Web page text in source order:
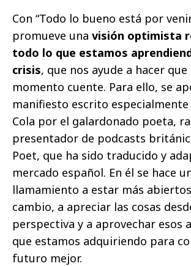
Con “Todo lo bueno está por
promueve una visión optimista
todo lo que estamos
crisis, que nos ayude a hacer que
momento cuente. Para ello, se
manifiesto escrito especialmente
Cola por el galardonado poeta,
presentador de podcasts
Poet, que ha sido traducido y
mercado español. En él se hace
llamamiento a estar más
cambio, a apreciar las cosas
perspectiva y a aprovechar esos
que estamos adquiriendo para
futuro mejor.